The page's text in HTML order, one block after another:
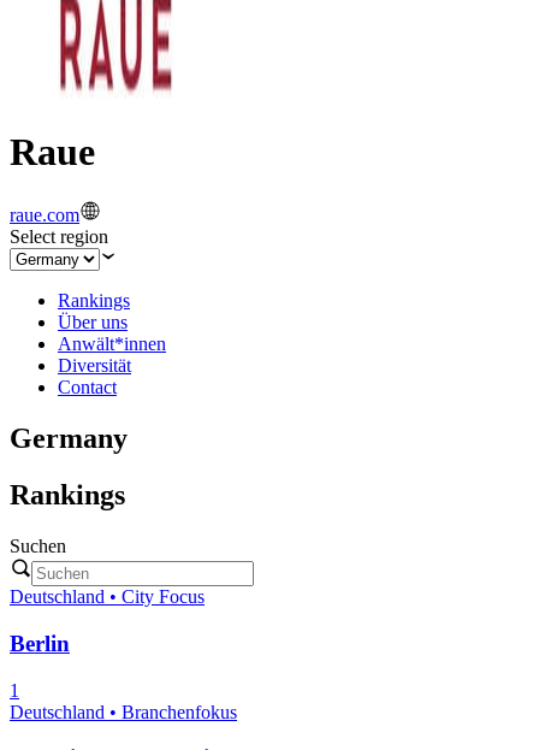
Raue
raue.com
Select region
Rankings
Über uns
Anwält*innen
Diversität
Contact
Germany
Rankings
Suchen
Deutschland • City Focus
Berlin
1
Deutschland • Branchenfokus